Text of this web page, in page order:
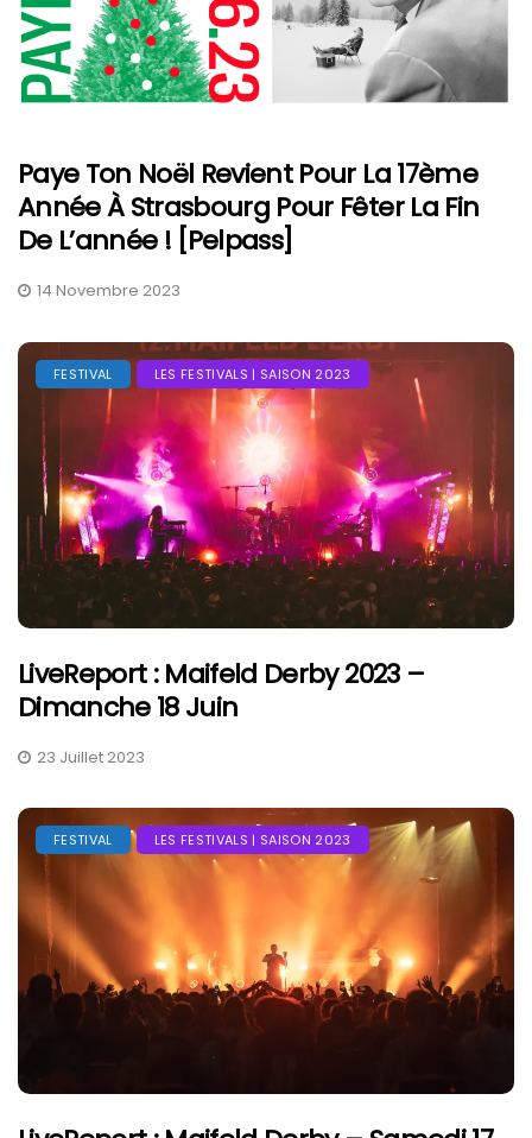
Paye Ton Noël Revient Pour La 17ème
Année À Strasbourg Pour Fêter La Fin
De L’année ! [Pelpass]
14 Novembre 2023
FESTIVAL LES FESTIVALS | SAISON 2023
LiveReport : Maifeld Derby 2023 –
Dimanche 18 Juin
23 Juillet 2023
FESTIVAL LES FESTIVALS | SAISON 2023